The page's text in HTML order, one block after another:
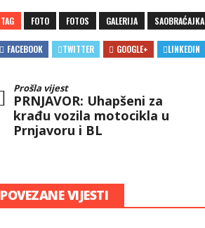
TAG FOTO FOTOS GALERIJA SAOBRAĆAJKA
FACEBOOK TWITTER GOOGLE+ LINKEDIN
Prošla vijest
PRNJAVOR: Uhapšeni za
krađu vozila motocikla u
Prnjavoru i BL
POVEZANE VIJESTI